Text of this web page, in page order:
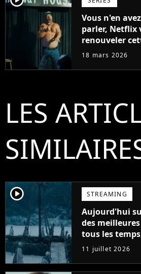
Vous n'en
parler, Netflix
renouveler
saison 2
18 mars 2026
LES
player2 STREAMING
Aujourd'hui
des
tous les
parfaites
11 juillet 2026